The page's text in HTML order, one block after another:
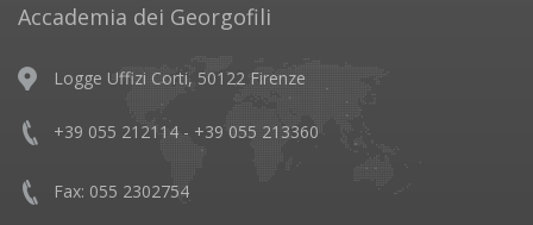
Accademia dei Georgofili
Logge Uffizi Corti, 50122 Firenze
+39 055 212114 - +39 055 213360
Fax: 055 2302754